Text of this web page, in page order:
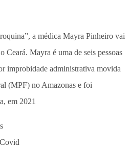
a médica Mayra Pinheiro vai
Ceará. Mayra é uma de seis pessoas
improbidade administrativa movida
(MPF) no Amazonas e foi
em 2021